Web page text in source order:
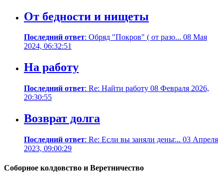
От бедности и нищеты
Последний ответ: Обряд "Покров" ( от разо... 08 Мая
2024, 06:32:51
На работу
Последний ответ: Re: Найти работу 08 Февраля 2026,
20:30:55
Возврат долга
Последний ответ: Re: Если вы заняли деньг... 03 Апреля
2023, 09:00:29
Соборное колдовство и Веретничество